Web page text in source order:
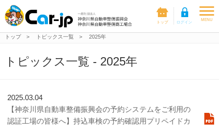
トップ> トピックス一覧 > 2025年
トピックス一覧 - 2025年
2025.03.04
【神奈川県自動車整備振興会の予約システムをご利用の
認証工場の皆様へ】持込車検の予約確認用プリペイドカ
MENU